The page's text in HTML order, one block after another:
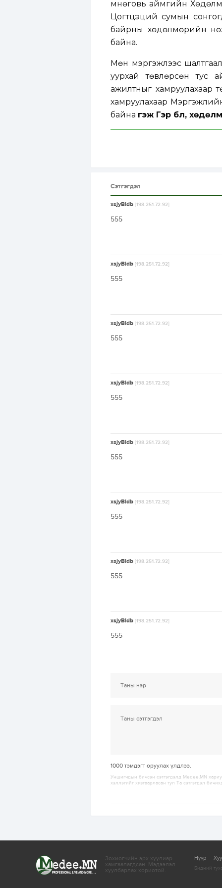
Өмнөговь аймгийн
Цогтцэций сумын
байрны хөдөлмөрийн
байна.
Мөн мэргэжлээс
уурхай төвлөрсөн тус
ажилтныг хамруулахаар
хамруулахаар
байна гэж Гэр бүл,
Сэтгэгдэл
xsjyBldb [198.251.72.92]
555
xsjyBldb [198.251.72.92]
555
xsjyBldb [198.251.72.92]
555
xsjyBldb [198.251.72.92]
555
xsjyBldb [198.251.72.92]
555
xsjyBldb [198.251.72.92]
555
xsjyBldb [198.251.72.92]
555
xsjyBldb [198.251.72.92]
555
1000 тэмдэгт оруулах үлдлээ.
Уншигчдын бичсэн сэтгэгдэлд Medee.MN
хэллэгийг хязгаарласан тул Та сэтгэгдэл
Зохиогчийн эрх хуулиар
хамгаалагдсан. Мэдээлэл
хуулбарлах хориотой.
Нүүр
Бидний